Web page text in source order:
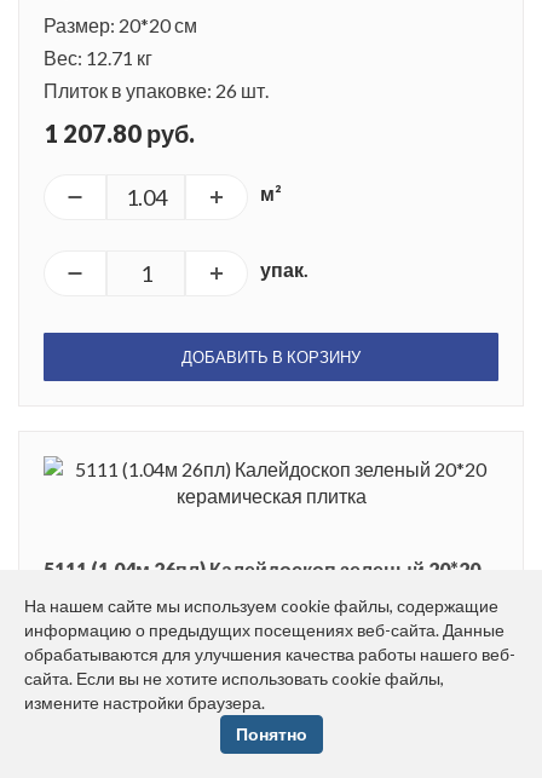
Размер: 20*20 см
Вес: 12.71 кг
Плиток в упаковке: 26 шт.
1 207.80 руб.
м²
упак.
ДОБАВИТЬ В КОРЗИНУ
5111 (1.04м 26пл) Калейдоскоп зеленый 20*20
Размер: 20*20 см
Вес: 12.90 кг
Плиток в упаковке: 26 шт.
На нашем сайте мы используем cookie файлы, содержащие
информацию о предыдущих посещениях веб-сайта. Данные
обрабатываются для улучшения качества работы нашего веб-
сайта. Если вы не хотите использовать cookie файлы,
измените настройки браузера.
Понятно